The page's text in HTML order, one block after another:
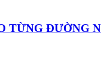
TỪNG ĐƯỜNG